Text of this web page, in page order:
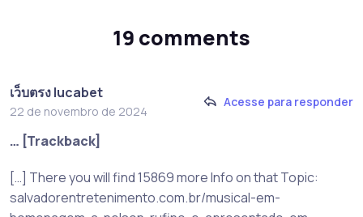
19 comments
เว็บตรง lucabet
22 de novembro de 2024
Acesse para responder
… [Trackback]
[…] There you will find 15869 more Info on that Topic:
salvadorentretenimento.com.br/musical-em-